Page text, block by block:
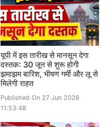
यूपी में इस तारीख से मानसून देगा
दस्तक: 30 जून से शुरू होगी
झमाझम बारिश, भीषण गर्मी और लू से
मिलेगी राहत
Published On 27 Jun 2026
11:53:48